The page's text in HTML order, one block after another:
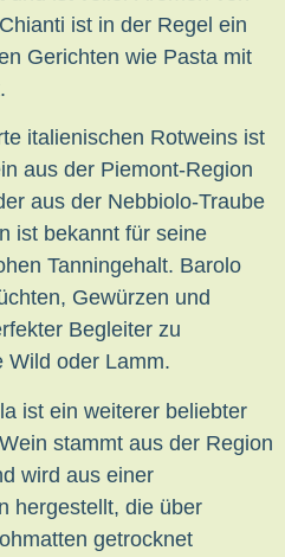
ist in der Regel ein
Gerichten wie Pasta mit
italienischen Rotweins ist
aus der Piemont-Region
aus der Nebbiolo-Traube
ist bekannt für seine
Tanningehalt. Barolo
Gewürzen und
Begleiter zu
Wild oder Lamm.
ist ein weiterer beliebter
stammt aus der Region
wird aus einer
hergestellt, die über
getrocknet